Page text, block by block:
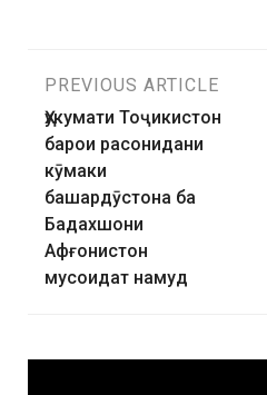
PREVIOUS ARTICLE
Ҳукумати Тоҷикистон
барои расонидани
кӯмаки
башардӯстона ба
Бадахшони
Афғонистон
мусоидат намуд